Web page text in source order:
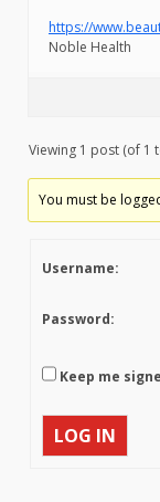
https://
Noble Health
Viewing 1 post (of 1
You must be
Username:
Password:
Keep me
LOG IN